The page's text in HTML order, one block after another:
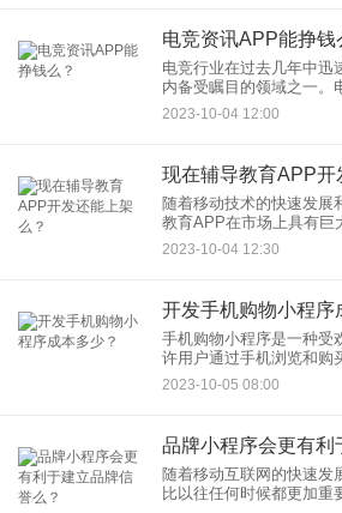
电竞资讯APP能挣钱
电竞行业在过去几年中迅
内备受瞩目的领域之一。
电子竞技比赛、游戏、选
息为主要内容，能否挣钱
2023-10-04 12:00
现在辅导教育APP开
随着移动技术的快速发展
教育APP在市场上具有巨
上架辅导教育APP需要考
我们将探讨现在开发辅导
2023-10-04 12:30
开发手机购物小程序
手机购物小程序是一种受
许用户通过手机浏览和购
这样的小程序涉及一些成
成本的因素： 1. 功能
2023-10-05 08:00
品牌小程序会更有利
随着移动互联网的快速发
比以往任何时候都更加重